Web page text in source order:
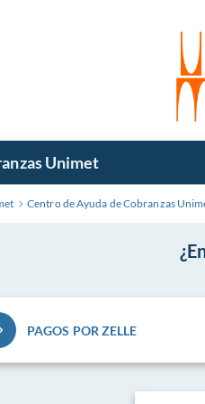
Unimet
Centro de Ayuda de Cobranzas
PAGOS POR ZELLE